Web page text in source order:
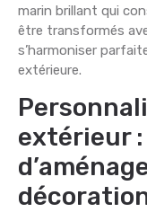
marin brillant qui
être transformés
s’harmoniser
extérieure.
extérieur :